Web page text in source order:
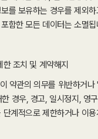
를 보유하는 경우를 제외하
함한 모든 데이터는 소멸됩
조치 및 계약해지
약관의 의무를 위반하거나
경우, 경고, 일시정지, 영
계적으로 제한하거나 이